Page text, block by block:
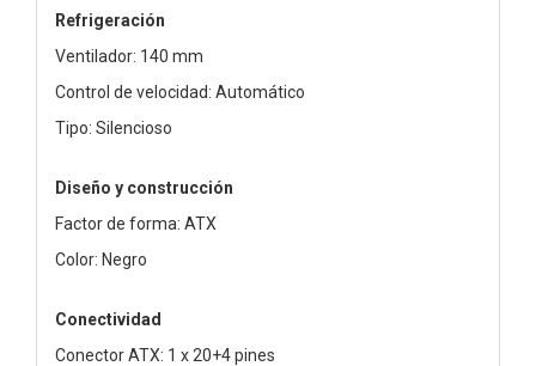
Refrigeración
Ventilador: 140 mm
Control de velocidad: Automático
Tipo: Silencioso
Diseño y construcción
Factor de forma: ATX
Color: Negro
Conectividad
Conector ATX: 1 x 20+4 pines